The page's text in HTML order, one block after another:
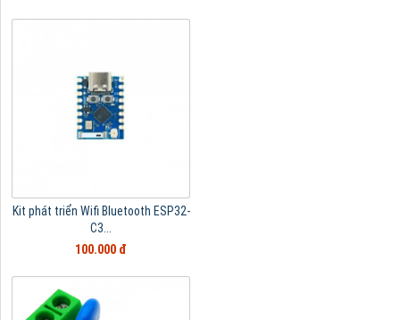
Kit phát triển Wifi Bluetooth ESP32-
C3...
100.000 đ